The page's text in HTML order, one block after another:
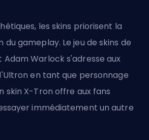
les skins priorisent la
du gameplay. Le jeu de skins de
Warlock s'adresse aux
en tant que personnage
skin X-Tron offre aux fans
immédiatement un autre